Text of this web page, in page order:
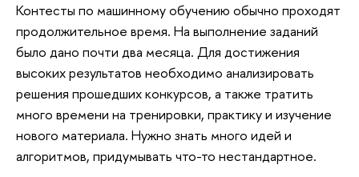
Контесты по машинному обучению обычно проходят
продолжительное время. На выполнение заданий
было дано почти два месяца. Для достижения
высоких результатов необходимо анализировать
решения прошедших конкурсов, а также тратить
много времени на тренировки, практику и изучение
нового материала. Нужно знать много идей и
алгоритмов, придумывать что-то нестандартное.